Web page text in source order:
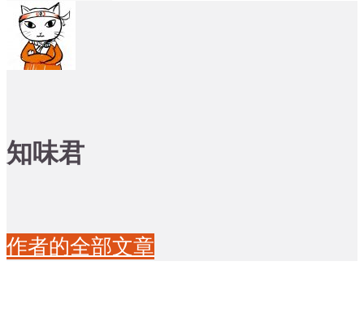
知味君
作者的全部文章